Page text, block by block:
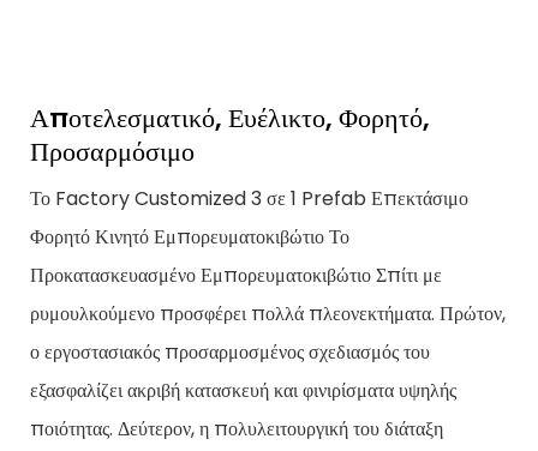
Αποτελεσματικό, Ευέλικτο, Φορητό,
Προσαρμόσιμο
Το Factory Customized 3 σε 1 Prefab Επεκτάσιμο
Φορητό Κινητό Εμπορευματοκιβώτιο Το
Προκατασκευασμένο Εμπορευματοκιβώτιο Σπίτι με
ρυμουλκούμενο προσφέρει πολλά πλεονεκτήματα. Πρώτον,
ο εργοστασιακός προσαρμοσμένος σχεδιασμός του
εξασφαλίζει ακριβή κατασκευή και φινιρίσματα υψηλής
ποιότητας. Δεύτερον, η πολυλειτουργική του διάταξη